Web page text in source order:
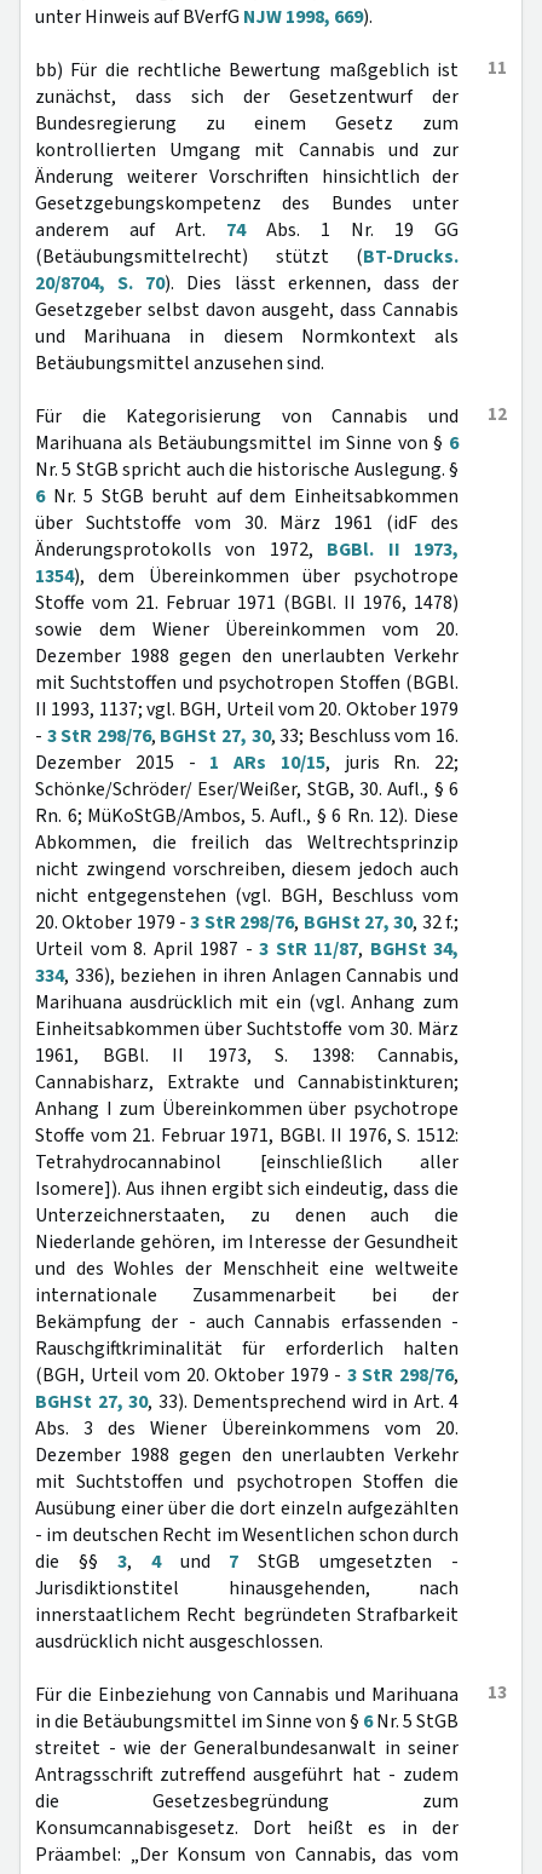
unter Hinweis auf BVerfG NJW 1998, 669).
11
bb) Für die rechtliche Bewertung maßgeblich ist
zunächst, dass sich der Gesetzentwurf der
Bundesregierung zu einem Gesetz zum
kontrollierten Umgang mit Cannabis und zur
Änderung weiterer Vorschriften hinsichtlich der
Gesetzgebungskompetenz des Bundes unter
anderem auf Art. 74Abs. 1 Nr. 19 GG
(Betäubungsmittelrecht) stützt (BT-Drucks.
20/8704, S. 70). Dies lässt erkennen, dass der
Gesetzgeber selbst davon ausgeht, dass Cannabis
und Marihuana in diesem Normkontext als
Betäubungsmittel anzusehen sind.
12
Für die Kategorisierung von Cannabis und
Marihuana als Betäubungsmittel im Sinne von § 6
Nr. 5 StGB spricht auch die historische Auslegung. §
6Nr. 5 StGB beruht auf dem Einheitsabkommen
über Suchtstoffe vom 30. März 1961 (idF des
Änderungsprotokolls von 1972, BGBl. II 1973,
1354), dem Übereinkommen über psychotrope
Stoffe vom 21. Februar 1971 (BGBl. II 1976, 1478)
sowie dem Wiener Übereinkommen vom 20.
Dezember 1988 gegen den unerlaubten Verkehr
mit Suchtstoffen und psychotropen Stoffen (BGBl.
II 1993, 1137; vgl. BGH, Urteil vom 20. Oktober 1979
- 3 StR 298/76, BGHSt 27, 30, 33; Beschluss vom 16.
Dezember 2015 - 1 ARs 10/15, juris Rn. 22;
Schönke/Schröder/ Eser/Weißer, StGB, 30. Aufl., § 6
Rn. 6; MüKoStGB/Ambos, 5. Aufl., § 6 Rn. 12). Diese
Abkommen, die freilich das Weltrechtsprinzip
nicht zwingend vorschreiben, diesem jedoch auch
nicht entgegenstehen (vgl. BGH, Beschluss vom
20. Oktober 1979 -3 StR 298/76, BGHSt 27, 30, 32 f.;
Urteil vom 8. April 1987 - 3 StR 11/87, BGHSt 34,
334, 336), beziehen in ihren Anlagen Cannabis und
Marihuana ausdrücklich mit ein (vgl. Anhang zum
Einheitsabkommen über Suchtstoffe vom 30. März
1961, BGBl. II 1973, S. 1398: Cannabis,
Cannabisharz, Extrakte und Cannabistinkturen;
Anhang I zum Übereinkommen über psychotrope
Stoffe vom 21. Februar 1971, BGBl. II 1976, S. 1512:
Tetrahydrocannabinol [einschließlich aller
Isomere]). Aus ihnen ergibt sich eindeutig, dass die
Unterzeichnerstaaten, zu denen auch die
Niederlande gehören, im Interesse der Gesundheit
und des Wohles der Menschheit eine weltweite
internationale Zusammenarbeit bei der
Bekämpfung der - auch Cannabis erfassenden -
Rauschgiftkriminalität für erforderlich halten
(BGH, Urteil vom 20. Oktober 1979 - 3 StR 298/76,
BGHSt 27, 30, 33). Dementsprechend wird in Art. 4
Abs. 3 des Wiener Übereinkommens vom 20.
Dezember 1988 gegen den unerlaubten Verkehr
mit Suchtstoffen und psychotropen Stoffen die
Ausübung einer über die dort einzeln aufgezählten
- im deutschen Recht im Wesentlichen schon durch
die §§ 3, 4und 7 StGB umgesetzten -
Jurisdiktionstitel hinausgehenden, nach
innerstaatlichem Recht begründeten Strafbarkeit
ausdrücklich nicht ausgeschlossen.
13
Für die Einbeziehung von Cannabis und Marihuana
in die Betäubungsmittel im Sinne von § 6Nr. 5 StGB
streitet - wie der Generalbundesanwalt in seiner
Antragsschrift zutreffend ausgeführt hat - zudem
die Gesetzesbegründung zum
Konsumcannabisgesetz. Dort heißt es in der
Präambel: „Der Konsum von Cannabis, das vom